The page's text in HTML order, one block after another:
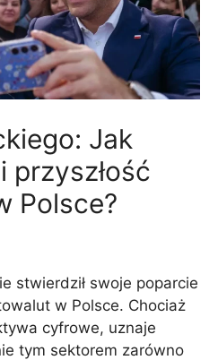
Jak
przyszłość
Polsce?
stwierdził swoje poparcie
w Polsce. Chociaż
cyfrowe, uznaje
tym sektorem zarówno